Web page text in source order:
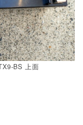
BS 上面